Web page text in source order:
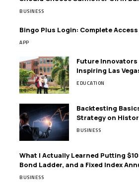
BUSINESS
Bingo Plus Login: Complete
APP
Future Innovators
Inspiring Las
EDUCATION
Backtesting
Strategy on
BUSINESS
What I Actually Learned Putting
Bond Ladder, and a Fixed Index
BUSINESS